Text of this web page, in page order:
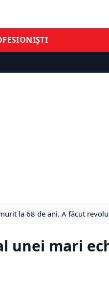
la 68 de ani. A făcut
unei mari